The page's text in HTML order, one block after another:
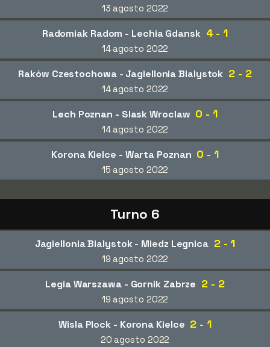
13 agosto 2022
Radomiak Radom - Lechia Gdansk 4 - 1
14 agosto 2022
Raków Czestochowa - Jagiellonia Bialystok 2 - 2
14 agosto 2022
Lech Poznan - Slask Wroclaw 0 - 1
14 agosto 2022
Korona Kielce - Warta Poznan 0 - 1
15 agosto 2022
Turno 6
Jagiellonia Bialystok - Miedz Legnica 2 - 1
19 agosto 2022
Legia Warszawa - Gornik Zabrze 2 - 2
19 agosto 2022
Wisla Plock - Korona Kielce 2 - 1
20 agosto 2022